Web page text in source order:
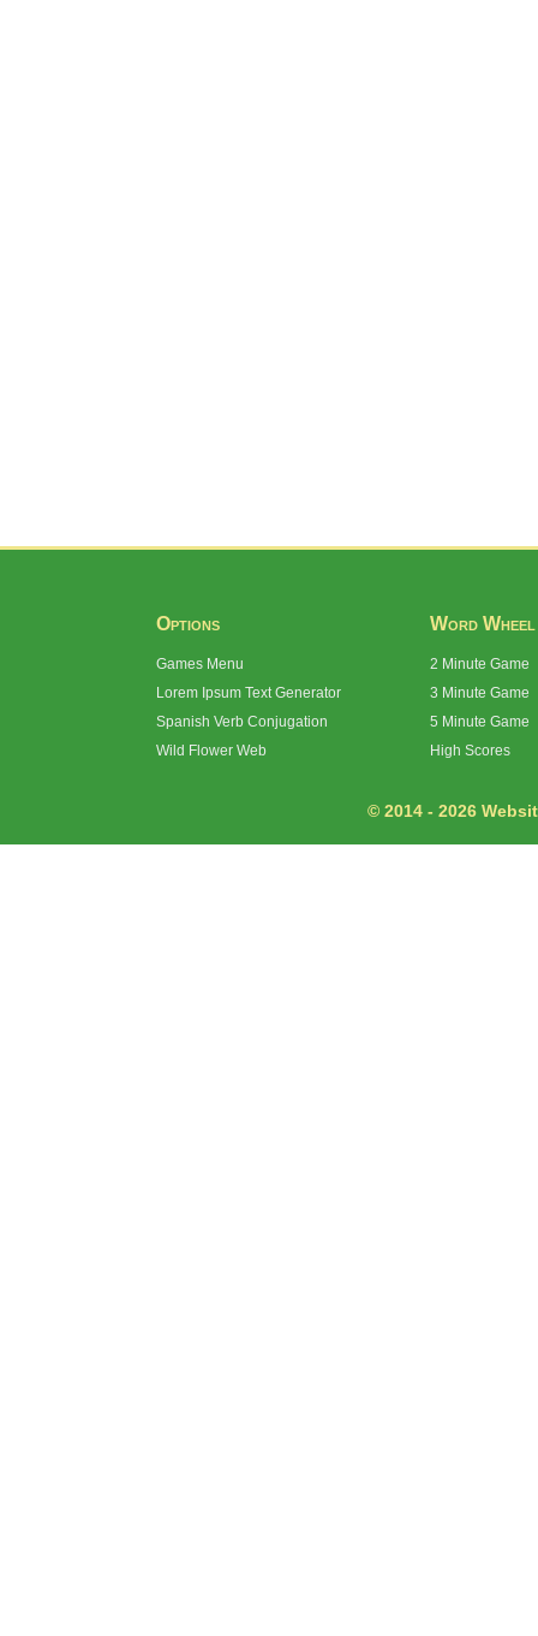
Options
Games Menu
Lorem Ipsum Text Generator
Spanish Verb Conjugation
Wild Flower Web
Word Wheel
2 Minute Game
3 Minute Game
5 Minute Game
High Scores
© 2014 - 2026